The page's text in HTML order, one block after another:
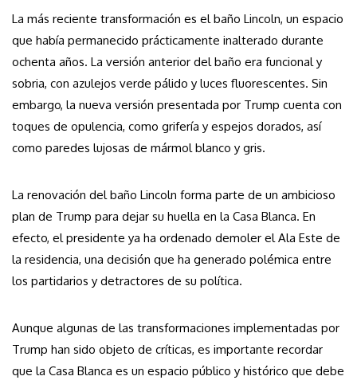
La más reciente transformación es el baño Lincoln, un espacio
que había permanecido prácticamente inalterado durante
ochenta años. La versión anterior del baño era funcional y
sobria, con azulejos verde pálido y luces fluorescentes. Sin
embargo, la nueva versión presentada por Trump cuenta con
toques de opulencia, como grifería y espejos dorados, así
como paredes lujosas de mármol blanco y gris.
La renovación del baño Lincoln forma parte de un ambicioso
plan de Trump para dejar su huella en la Casa Blanca. En
efecto, el presidente ya ha ordenado demoler el Ala Este de
la residencia, una decisión que ha generado polémica entre
los partidarios y detractores de su política.
Aunque algunas de las transformaciones implementadas por
Trump han sido objeto de críticas, es importante recordar
que la Casa Blanca es un espacio público y histórico que debe